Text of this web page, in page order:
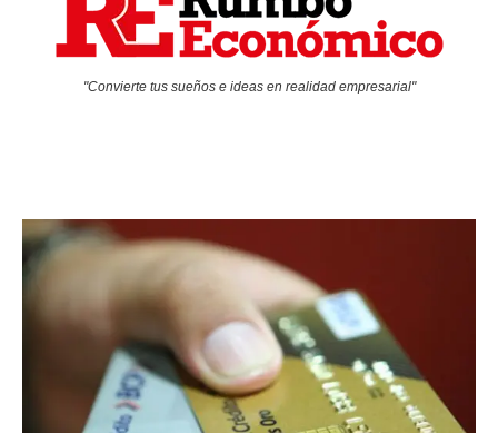
"Convierte tus sueños e ideas en realidad empresarial"